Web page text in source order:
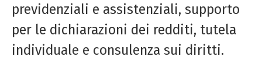
previdenziali e assistenziali, supporto
per le dichiarazioni dei redditi, tutela
individuale e consulenza sui diritti.